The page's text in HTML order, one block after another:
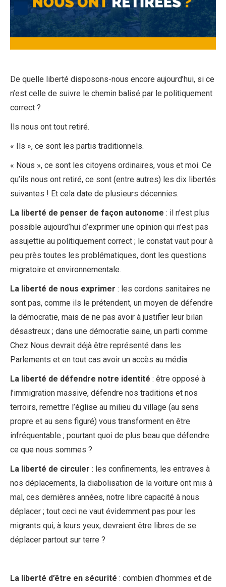
De quelle liberté disposons-nous encore aujourd’hui, si ce
n’est celle de suivre le chemin balisé par le politiquement
correct ?
Ils nous ont tout retiré.
« Ils », ce sont les partis traditionnels.
« Nous », ce sont les citoyens ordinaires, vous et moi. Ce
qu’ils nous ont retiré, ce sont (entre autres) les dix libertés
suivantes ! Et cela date de plusieurs décennies.
La liberté de penser de façon autonome : il n’est plus
possible aujourd’hui d’exprimer une opinion qui n’est pas
assujettie au politiquement correct ; le constat vaut pour à
peu près toutes les problématiques, dont les questions
migratoire et environnementale.
La liberté de nous exprimer : les cordons sanitaires ne
sont pas, comme ils le prétendent, un moyen de défendre
la démocratie, mais de ne pas avoir à justifier leur bilan
désastreux ; dans une démocratie saine, un parti comme
Chez Nous devrait déjà être représenté dans les
Parlements et en tout cas avoir un accès au média.
La liberté de défendre notre identité : être opposé à
l’immigration massive, défendre nos traditions et nos
terroirs, remettre l’église au milieu du village (au sens
propre et au sens figuré) vous transforment en être
infréquentable ; pourtant quoi de plus beau que défendre
ce que nous sommes ?
La liberté de circuler : les confinements, les entraves à
nos déplacements, la diabolisation de la voiture ont mis à
mal, ces dernières années, notre libre capacité à nous
déplacer ; tout ceci ne vaut évidemment pas pour les
migrants qui, à leurs yeux, devraient être libres de se
déplacer partout sur terre ?
La liberté d’être en sécurité : combien d’hommes et de